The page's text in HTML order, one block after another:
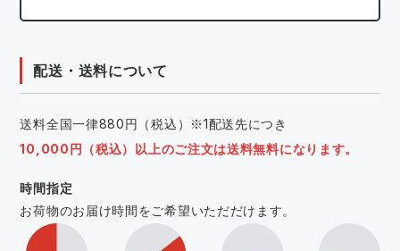
配送・送料について
送料全国一律880円（税込）※1配送先につき
10,000円（税込）以上のご注文は送料無料になります。
時間指定
お荷物のお届け時間をご希望いただだけます。